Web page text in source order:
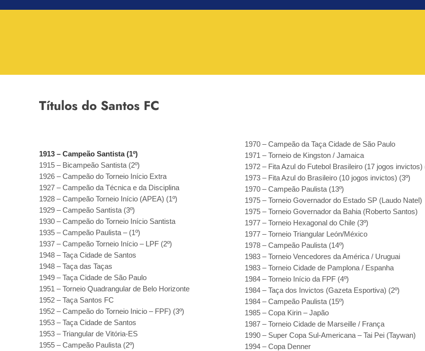
Títulos do Santos FC
1913 – Campeão Santista (1º)
1915 – Bicampeão Santista (2º)
1926 – Campeão do Torneio Início Extra
1927 – Campeão da Técnica e da Disciplina
1928 – Campeão Torneio Início (APEA) (1º)
1929 – Campeão Santista (3º)
1930 – Campeão do Torneio Início Santista
1935 – Campeão Paulista – (1º)
1937 – Campeão Torneio Início – LPF (2º)
1948 – Taça Cidade de Santos
1948 – Taça das Taças
1949 – Taça Cidade de São Paulo
1951 – Torneio Quadrangular de Belo Horizonte
1952 – Taça Santos FC
1952 – Campeão do Torneio Inicio – FPF) (3º)
1953 – Taça Cidade de Santos
1953 – Triangular de Vitória-ES
1955 – Campeão Paulista (2º)
1970 – Campeão da Taça Cidade de São Paulo
1971 – Torneio de Kingston / Jamaica
1972 – Fita Azul do Futebol Brasileiro (17 jogos invictos)
1973 – Fita Azul do Brasileiro (10 jogos invictos) (3º)
1970 – Campeão Paulista (13º)
1975 – Torneio Governador do Estado SP (Laudo Natel)
1975 – Torneio Governador da Bahia (Roberto Santos)
1977 – Torneio Hexagonal do Chile (3º)
1977 – Torneio Triangular León/México
1978 – Campeão Paulista (14º)
1983 – Torneio Vencedores da América / Uruguai
1983 – Torneio Cidade de Pamplona / Espanha
1984 – Torneio Início da FPF (4º)
1984 – Taça dos Invictos (Gazeta Esportiva) (2º)
1984 – Campeão Paulista (15º)
1985 – Copa Kirin – Japão
1987 – Torneio Cidade de Marseille / França
1990 – Super Copa Sul-Americana – Tai Pei (Taywan)
1994 – Copa Denner